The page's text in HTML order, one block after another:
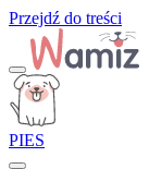
Przejdź do treści
PIES